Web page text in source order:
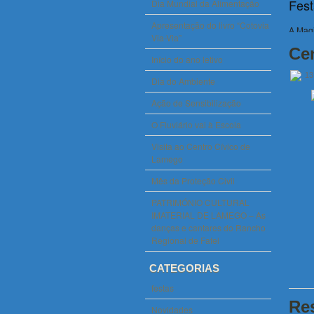
Dia Mundial da Alimentação
Apresentação do livro “Cotovia
Via-Via”
Início do ano letivo
Dia do Ambiente
Ação de Sensibilização
O Fluviário vai à Escola
Visita ao Centro Cívico de
Lamego
Mês da Proteção Civil
PATRIMÓNIO CULTURAL
IMATERIAL DE LAMEGO – As
danças e cantares do Rancho
Regional de Fafel
CATEGORIAS
festas
Novidades
A
que